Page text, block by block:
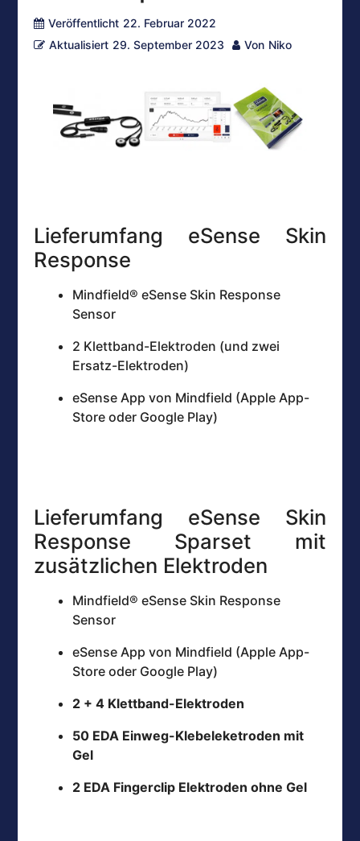
Veröffentlicht 22. Februar 2022
Aktualisiert 29. September 2023 Von Niko
Lieferumfang eSense Skin
Response
Mindfield® eSense Skin Response
Sensor
2 Klettband-Elektroden (und zwei
Ersatz-Elektroden)
eSense App von Mindfield (Apple App-
Store oder Google Play)
Lieferumfang eSense Skin
Response Sparset mit
zusätzlichen Elektroden
Mindfield® eSense Skin Response
Sensor
eSense App von Mindfield (Apple App-
Store oder Google Play)
2 + 4 Klettband-Elektroden
50 EDA Einweg-Klebeleketroden mit
Gel
2 EDA Fingerclip Elektroden ohne Gel